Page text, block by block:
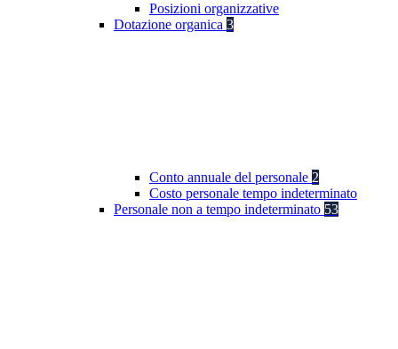
Posizioni organizzative
Dotazione organica 3
Conto annuale del personale 2
Costo personale tempo indeterminato
Personale non a tempo indeterminato 53